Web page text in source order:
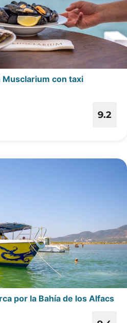
con taxi
9.2
por la Bahía de los Alfacs